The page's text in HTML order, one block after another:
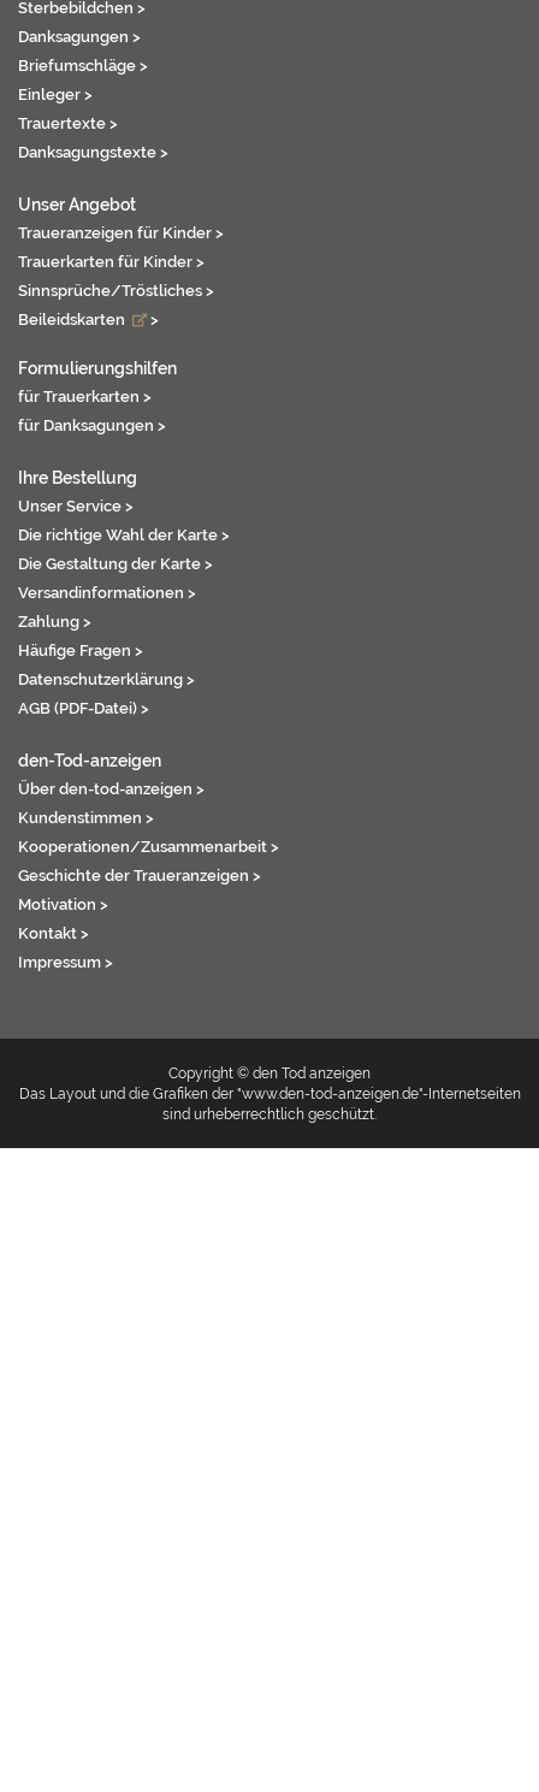
Sterbebildchen >
Danksagungen >
Briefumschläge >
Einleger >
Trauertexte >
Danksagungstexte >
Unser Angebot
Traueranzeigen für Kinder >
Trauerkarten für Kinder >
Sinnsprüche/Tröstliches >
Beileidskarten
>
Formulierungshilfen
für Trauerkarten >
für Danksagungen >
Ihre Bestellung
Unser Service >
Die richtige Wahl der Karte >
Die Gestaltung der Karte >
Versandinformationen >
Zahlung >
Häufige Fragen >
Datenschutzerklärung >
AGB (PDF-Datei) >
den-Tod-anzeigen
Über den-tod-anzeigen >
Kundenstimmen >
Kooperationen/Zusammenarbeit >
Geschichte der Traueranzeigen >
Motivation >
Kontakt >
Impressum >
Copyright © den Tod anzeigen
Das Layout und die Grafiken der "www.den-tod-anzeigen.de"-Internetseiten
sind urheberrechtlich geschützt.